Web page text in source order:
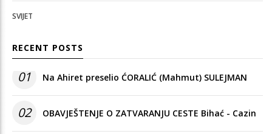
SVIJET
RECENT POSTS
01 Na Ahiret preselio ĆORALIĆ (Mahmut) SULEJMAN
02 OBAVJEŠTENJE O ZATVARANJU CESTE Bihać - Cazin